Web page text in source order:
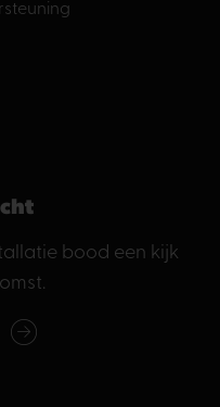
bood een kijk